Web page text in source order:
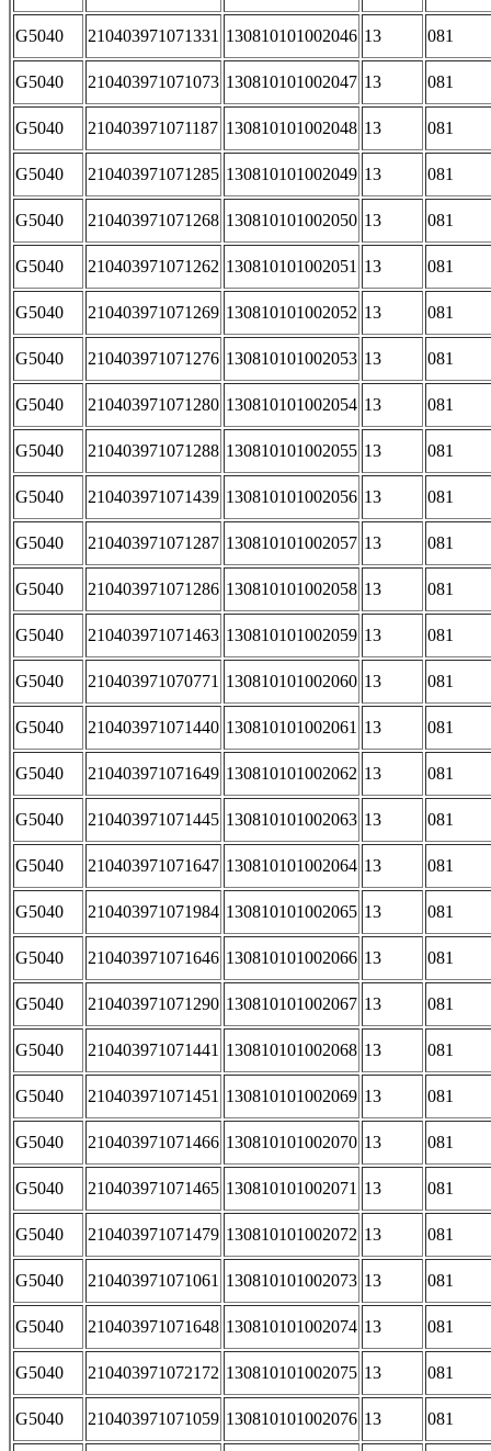
G5040 210403971071331 130810101002046 13 081
G5040 210403971071073 130810101002047 13 081
G5040 210403971071187 130810101002048 13 081
G5040 210403971071285 130810101002049 13 081
G5040 210403971071268 130810101002050 13 081
G5040 210403971071262 130810101002051 13 081
G5040 210403971071269 130810101002052 13 081
G5040 210403971071276 130810101002053 13 081
G5040 210403971071280 130810101002054 13 081
G5040 210403971071288 130810101002055 13 081
G5040 210403971071439 130810101002056 13 081
G5040 210403971071287 130810101002057 13 081
G5040 210403971071286 130810101002058 13 081
G5040 210403971071463 130810101002059 13 081
G5040 210403971070771 130810101002060 13 081
G5040 210403971071440 130810101002061 13 081
G5040 210403971071649 130810101002062 13 081
G5040 210403971071445 130810101002063 13 081
G5040 210403971071647 130810101002064 13 081
G5040 210403971071984 130810101002065 13 081
G5040 210403971071646 130810101002066 13 081
G5040 210403971071290 130810101002067 13 081
G5040 210403971071441 130810101002068 13 081
G5040 210403971071451 130810101002069 13 081
G5040 210403971071466 130810101002070 13 081
G5040 210403971071465 130810101002071 13 081
G5040 210403971071479 130810101002072 13 081
G5040 210403971071061 130810101002073 13 081
G5040 210403971071648 130810101002074 13 081
G5040 210403971072172 130810101002075 13 081
G5040 210403971071059 130810101002076 13 081